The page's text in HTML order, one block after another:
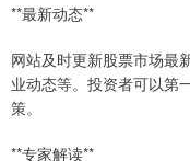
**最新动态**
网站及时更新股票市场最
业动态等。投资者可以第
策。
**专家解读**